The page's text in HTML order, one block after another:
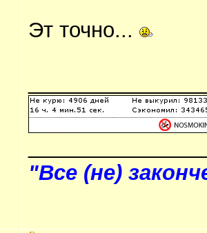
Эт точно...
"Все (не)